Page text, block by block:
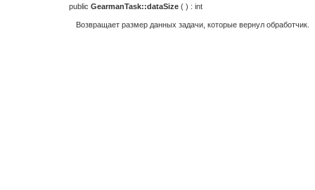
public GearmanTask::dataSize ( ) : int
Возвращает размер данных задачи, которые вернул обработчик.